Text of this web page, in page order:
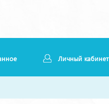
Личный кабинет